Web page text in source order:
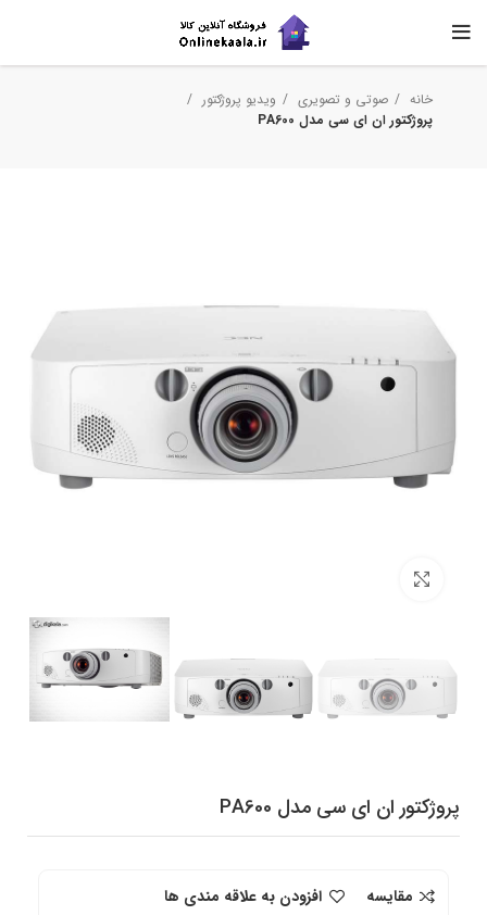
خانه صوتی و تصویری
ویدیو پروژکتور
پروژکتور ان ای سی مدل PA600
پروژکتور ان ای سی مدل PA600
مقایسه
افزودن به علاقه مندی ها